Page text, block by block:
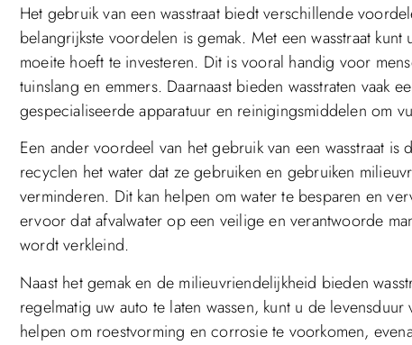
Het gebruik van een wasstraat biedt verschillende
belangrijkste voordelen is gemak. Met een wasstraat
moeite hoeft te investeren. Dit is vooral handig voor
tuinslang en emmers. Daarnaast bieden wasstraten
gespecialiseerde apparatuur en reinigingsmiddelen om
Een ander voordeel van het gebruik van een wasstraat is
recyclen het water dat ze gebruiken en gebruiken
verminderen. Dit kan helpen om water te besparen en
ervoor dat afvalwater op een veilige en verantwoorde
wordt verkleind.
Naast het gemak en de milieuvriendelijkheid bieden
regelmatig uw auto te laten wassen, kunt u de
helpen om roestvorming en corrosie te voorkomen,